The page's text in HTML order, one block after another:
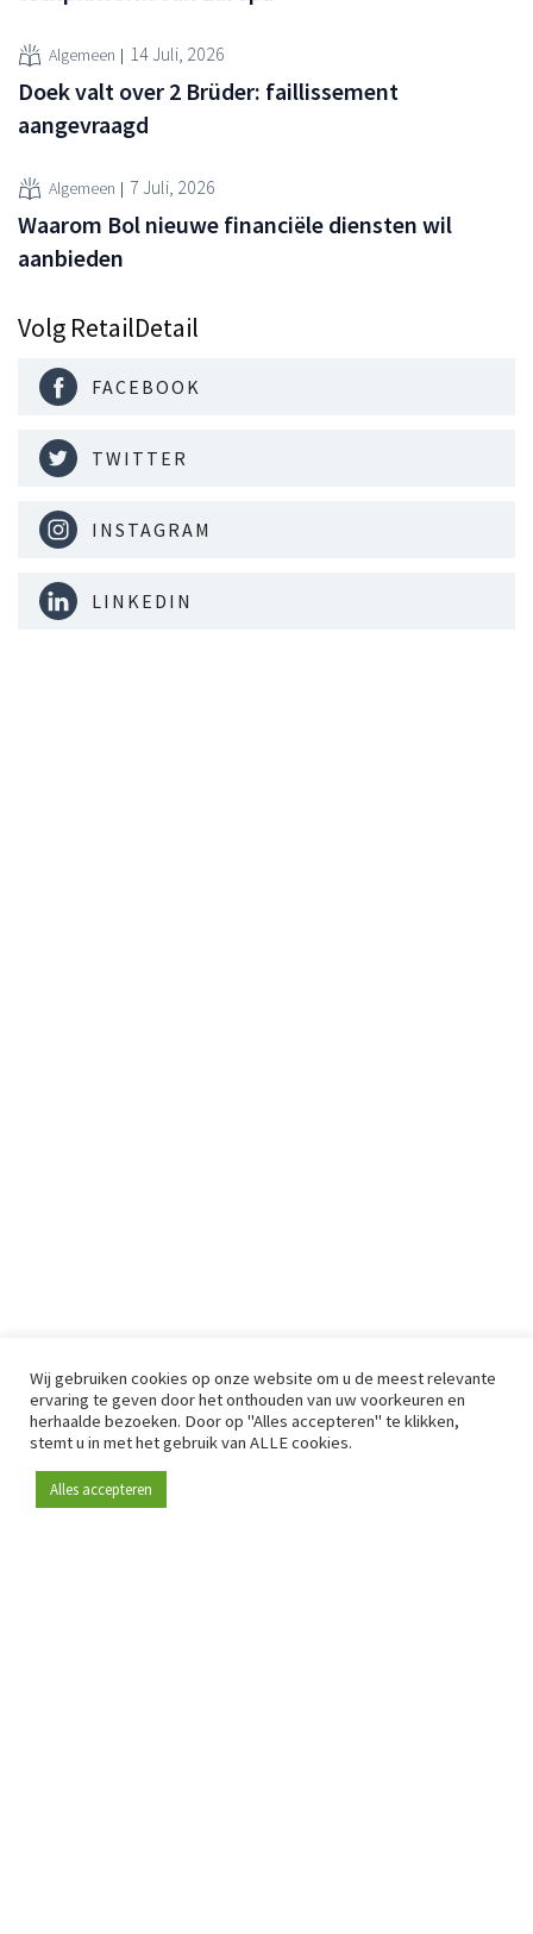
Algemeen 14 Juli, 2026
Doek valt over 2 Brüder: faillissement
aangevraagd
Algemeen 7 Juli, 2026
Waarom Bol nieuwe financiële diensten wil
aanbieden
Volg RetailDetail
FACEBOOK
TWITTER
INSTAGRAM
LINKEDIN
Wij gebruiken cookies op onze website om u de meest relevante
ervaring te geven door het onthouden van uw voorkeuren en
herhaalde bezoeken. Door op "Alles accepteren" te klikken,
stemt u in met het gebruik van ALLE cookies.
Alles accepteren